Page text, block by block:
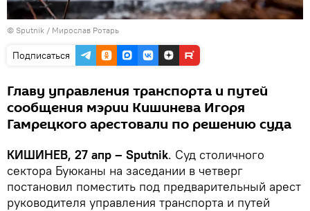
© Sputnik / Мирослав Ротарь
Подписаться
Главу управления транспорта и путей
сообщения мэрии Кишинева Игоря
Гамрецкого арестовали по решению суда
КИШИНЕВ, 27 апр – Sputnik. Суд столичного
сектора Буюканы на заседании в четверг
постановил поместить под предварительный арест
руководителя управления транспорта и путей